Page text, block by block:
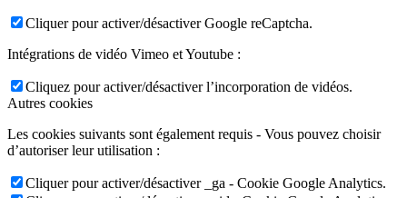
Cliquer pour activer/désactiver Google reCaptcha.
Intégrations de vidéo Vimeo et Youtube :
Cliquez pour activer/désactiver l’incorporation de vidéos.
Autres cookies
Les cookies suivants sont également requis - Vous pouvez choisir
d’autoriser leur utilisation :
Cliquer pour activer/désactiver _ga - Cookie Google Analytics.